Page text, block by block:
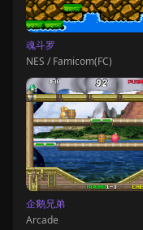
魂斗罗
NES / Famicom(FC)
企鹅兄弟
Arcade